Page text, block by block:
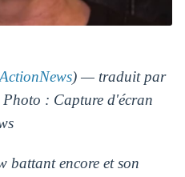
) — traduit par
: Capture d'écran
battant encore et son